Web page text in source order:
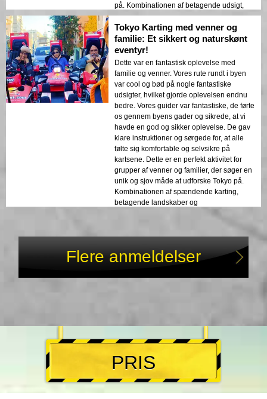
på. Kombinationen af betagende udsigt,
spændende go-karting og
ekspertvejledning gjorde dette til en
uforglemmelig oplevelse. Vi anbefaler
varmt denne tur til alle, der søger et unikt
og spændende eventyr i Tokyo. At cruise fra
Tokyo Bay til Tokyo Tower på en go-kart.
Tokyo Karting med venner og
familie: Et sikkert og naturskønt
eventyr!
Dette var en fantastisk oplevelse med
familie og venner. Vores rute rundt i byen
var cool og bød på nogle fantastiske
udsigter, hvilket gjorde oplevelsen endnu
bedre. Vores guider var fantastiske, de førte
os gennem byens gader og sikrede, at vi
havde en god og sikker oplevelse. De gav
klare instruktioner og sørgede for, at alle
følte sig komfortable og selvsikre på
kartsene. Dette er en perfekt aktivitet for
grupper af venner og familier, der søger en
unik og sjov måde at udforske Tokyo på.
Kombinationen af spændende karting,
betagende landskaber og
varmt denne tur til alle, der søger et unikt
og spændende eventyr i Tokyo. At cruise
gennem byen med venner og familie på
go-karts er en virkelig mindeværdig måde
at opleve Tokyos livlige atmosfære og
Flere anmeldelser
PRIS